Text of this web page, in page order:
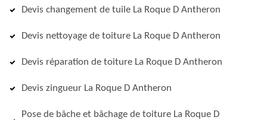
Devis changement de tuile La Roque D Antheron
Devis nettoyage de toiture La Roque D Antheron
Devis réparation de toiture La Roque D Antheron
Devis zingueur La Roque D Antheron
Pose de bâche et bâchage de toiture La Roque D